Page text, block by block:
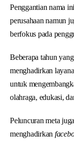
Penggantian nama
perusahaan namun
berfokus pada
Beberapa tahun
menghadirkan
untuk
olahraga, edukasi,
Peluncuran meta
menghadirkan